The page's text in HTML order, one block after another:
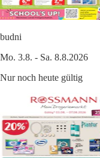
budni
Mo. 3.8. - Sa. 8.8.2026
Nur noch heute gültig